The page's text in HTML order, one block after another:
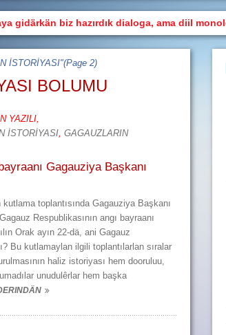
biz hazırdık dialoga, ama diil monologa”
İSTORİYASI"(Page 2)
BOLUMU
YAZILI,
İSTORİYASI, GAGAUZLARIN
Gagauziya Başkanı
toplantısında Gagauziya Başkanı
Respublikasının angı bayraanı
Orak ayın 22-dä, ani Gagauz
Bu kutlamaylan ilgili toplantılarlan sıralar
haliz istoriyası hem dooruluu,
unudulêrlar hem başka